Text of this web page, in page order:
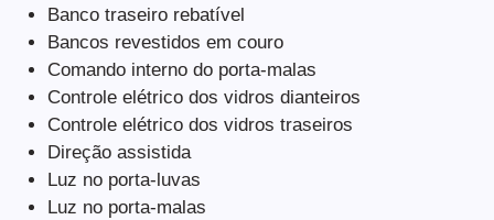
Banco traseiro rebatível
Bancos revestidos em couro
Comando interno do porta-malas
Controle elétrico dos vidros dianteiros
Controle elétrico dos vidros traseiros
Direção assistida
Luz no porta-luvas
Luz no porta-malas